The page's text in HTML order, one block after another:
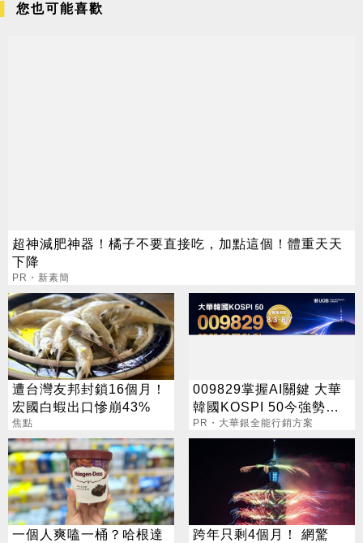
您也可能喜歡
超神減肥神器！橘子不要直接吃，加點這個！體重天天
下降
PR・新素簡
遭台灣友邦封鎖16個月！
宏國白蝦出口慘崩43%
焦點
009829掌握AI關鍵 大華
韓國KOSPI 50今強勢開
募
PR・大華銀全能行銷方案
一個人爽嗑一桶？哈根達
跨年只剩4個月！ 網驚